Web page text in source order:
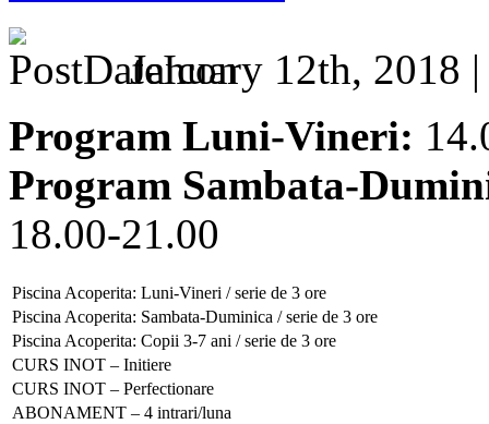
January 12th, 2018
Program Luni-Vineri:
Program Sambata-
18.00-21.00
Piscina Acoperita: Luni-Vineri / serie de 3 ore
Piscina Acoperita: Sambata-Duminica / serie de 3 ore
Piscina Acoperita: Copii 3-7 ani / serie de 3 ore
CURS INOT – Initiere
CURS INOT – Perfectionare
ABONAMENT – 4 intrari/luna